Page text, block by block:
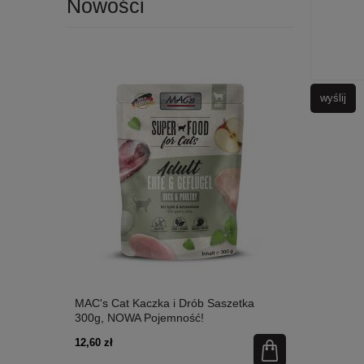
Nowości
MAC's Cat Kaczka i Drób Saszetka
300g, NOWA Pojemność!
12,60 zł
wyślij